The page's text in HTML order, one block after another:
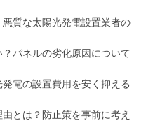
質な太陽光発電設置業者の
パネルの劣化原因について
電の設置費用を安く抑える
とは？防止策を事前に考え